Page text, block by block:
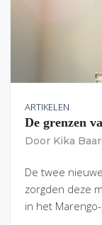
ARTIKELEN
De grenzen
Door Kika
De twee
zorgden deze
in het